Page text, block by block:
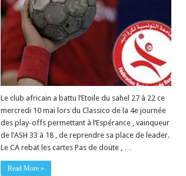
Le club africain a battu l’Etoile du sahel 27 à 22 ce
mercredi 10 mai lors du Classico de la 4e journée
des play-offs permettant à l’Espérance , vainqueur
de l’ASH 33 à 18 , de reprendre sa place de leader.
Le CA rebat les cartes Pas de doute , …
Read More »